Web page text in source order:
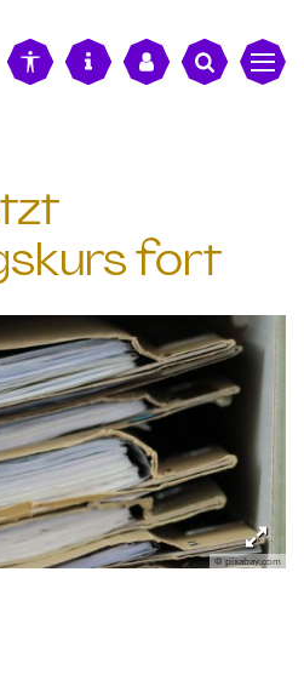
fort
© pixabay.com